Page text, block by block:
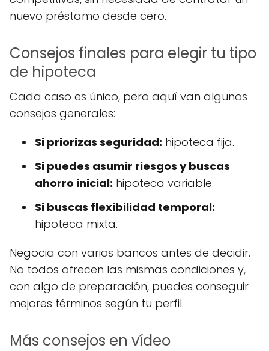
nuevo préstamo desde cero.
Consejos finales para elegir tu tipo
de hipoteca
Cada caso es único, pero aquí van algunos
consejos generales:
Si priorizas seguridad: hipoteca fija.
Si puedes asumir riesgos y buscas
ahorro inicial: hipoteca variable.
Si buscas flexibilidad temporal:
hipoteca mixta.
Negocia con varios bancos antes de decidir.
No todos ofrecen las mismas condiciones y,
con algo de preparación, puedes conseguir
mejores términos según tu perfil.
Más consejos en vídeo